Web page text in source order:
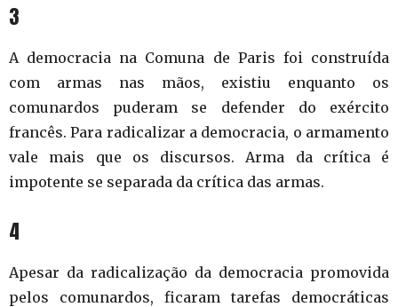
3
A democracia na Comuna de Paris foi construída
com armas nas mãos, existiu enquanto os
comunardos puderam se defender do exército
francês. Para radicalizar a democracia, o armamento
vale mais que os discursos. Arma da crítica é
impotente se separada da crítica das armas.
4
Apesar da radicalização da democracia promovida
pelos comunardos, ficaram tarefas democráticas